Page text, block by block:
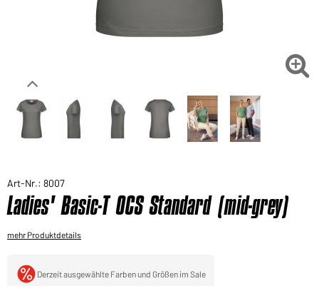
Sie möchten gerne für Ihren privaten Bedarf

Art-Nr.: 8007
Ladies' Basic-T OCS Standard (mid-grey)
mehr Produktdetails
Derzeit ausgewählte Farben und Größen im Sale